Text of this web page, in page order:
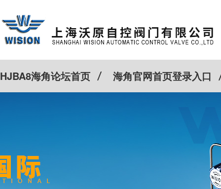
HJBA8海角论坛首页 海角官网首页登录入口